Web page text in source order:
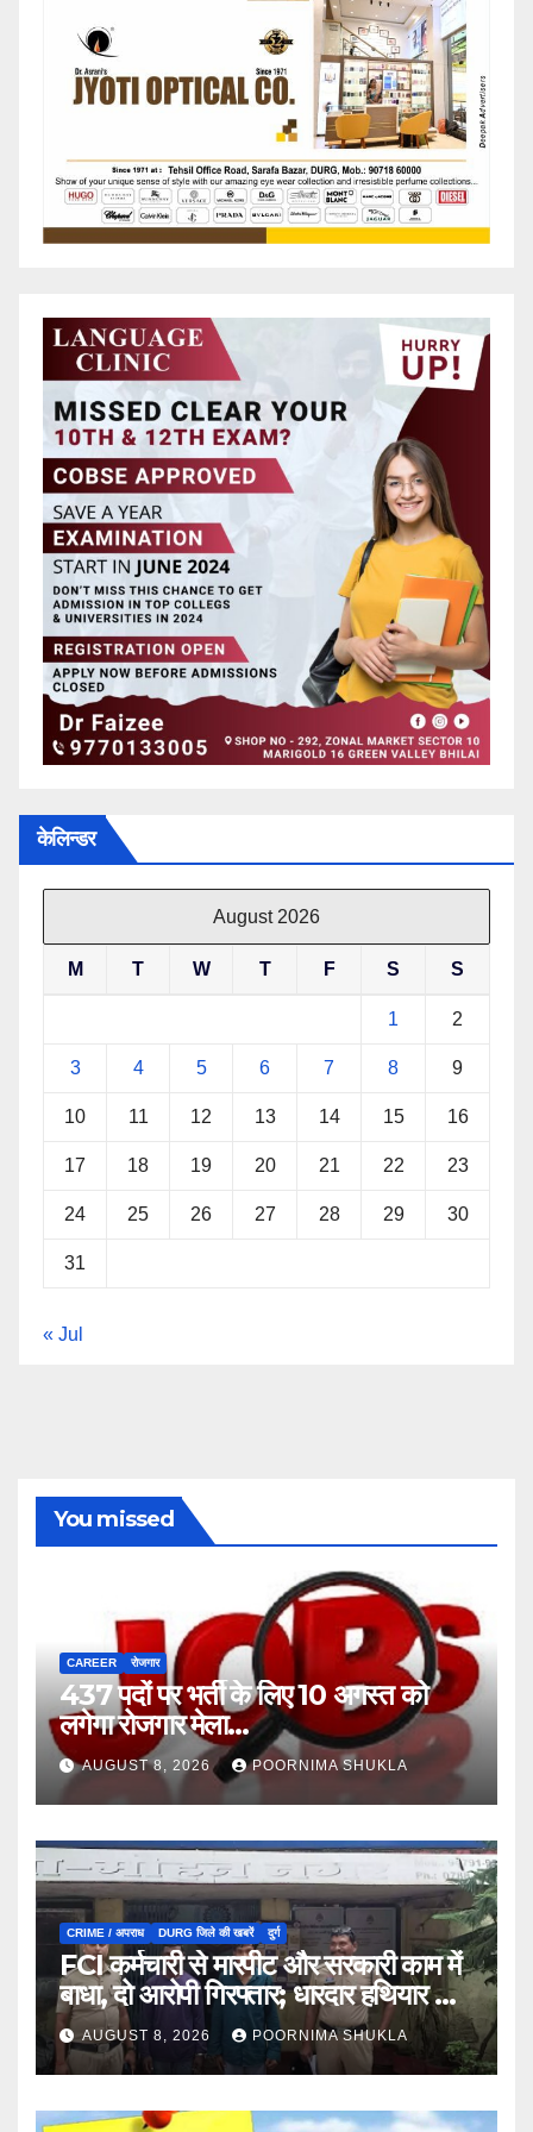
केलिन्डर
August 2026
M T W T F S S
1 2
3 4 5 6 7 8 9
10 11 12 13 14 15 16
17 18 19 20 21 22 23
24 25 26 27 28 29 30
31
« Jul
You missed
CAREER रोजगार
437 पदों पर भर्ती के लिए 10 अगस्त को
लगेगा रोजगार मेला…
AUGUST 8, 2026 POORNIMA SHUKLA
CRIME / अपराध DURG जिले की खबरें दुर्ग
FCI कर्मचारी से मारपीट और सरकारी काम में
बाधा, दो आरोपी गिरफ्तार; धारदार हथियार भी
जब्त…
AUGUST 8, 2026 POORNIMA SHUKLA